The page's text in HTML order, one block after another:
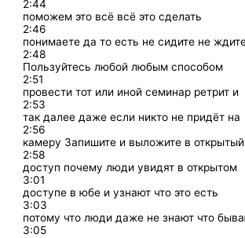
2:44
поможем это всё всё это сделать
2:46
понимаете да то есть не сидите не
2:48
Пользуйтесь любой любым способом
2:51
провести тот или иной семинар ретрит и
2:53
так далее даже если никто не придёт на
2:56
камеру Запишите и выложите в открытый
2:58
доступ почему люди увидят в открытом
3:01
доступе в юбе и узнают что это есть
3:03
потому что люди даже не знают что
3:05